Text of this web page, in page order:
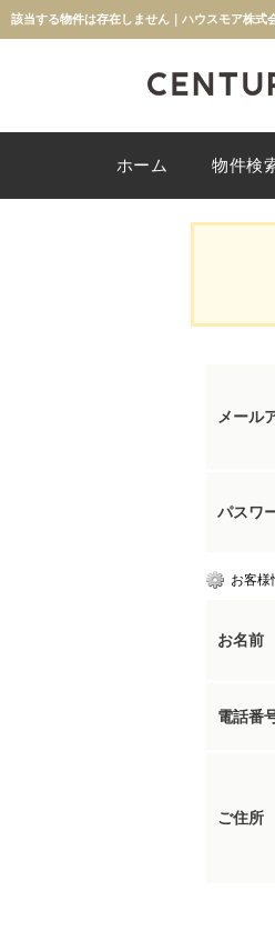
該当する物件は存在しません｜ハウスモア株式
ホーム 物件検
メール
パスワ
お客様
お名前
電話番
ご住所